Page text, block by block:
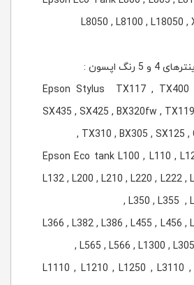
L8050 , L8100 , L18050 ,
رنگ اپسون :
Epson Stylus TX117 , TX400
SX435 , SX425 , BX320fw ,
, TX310 , BX305 , SX125 ,
Epson Eco tank L100 , L110 ,
L132 , L200 , L210 , L220 , L222 ,
, L350 , L355 ,
L366 , L382 , L386 , L455 , L456 ,
, L565 , L566 , L1300 ,
L1110 , L1210 , L1250 , L3110 ,